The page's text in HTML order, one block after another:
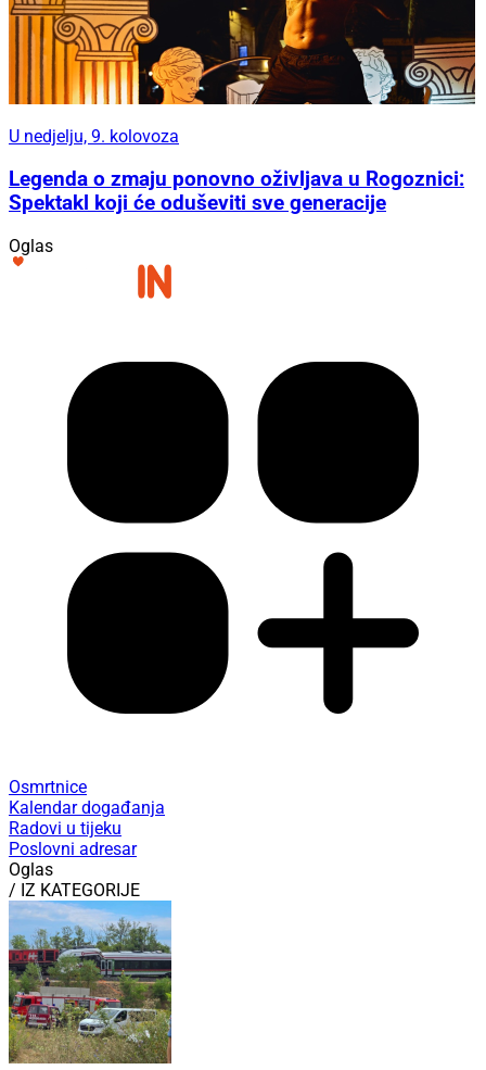
U nedjelju, 9. kolovoza
Legenda o zmaju ponovno oživljava u Rogoznici:
Spektakl koji će oduševiti sve generacije
Oglas
Osmrtnice
Kalendar događanja
Radovi u tijeku
Poslovni adresar
Oglas
/ IZ KATEGORIJE